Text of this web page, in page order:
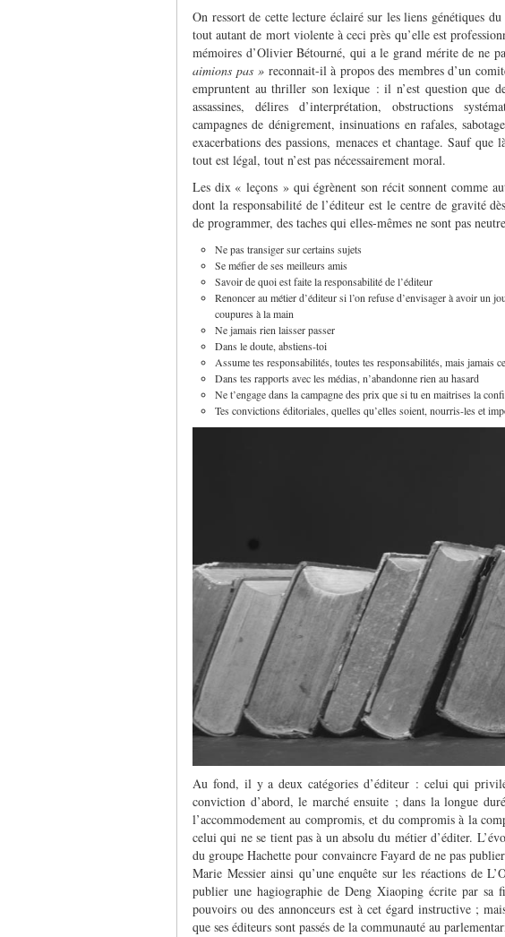
On ressort de cette lecture éclairé sur les liens génétiques
tout autant de mort violente à ceci près qu’elle est
mémoires d’Olivier Bétourné, qui a le grand mérite de ne
aimions pas » reconnait-il à propos des membres d’un
empruntent au thriller son lexique : il n’est question que
assassines, délires d’interprétation, obstructions
campagnes de dénigrement, insinuations en rafales,
exacerbations des passions, menaces et chantage. Sauf
tout est légal, tout n’est pas nécessairement moral.
Les dix « leçons » qui égrènent son récit sonnent comme
dont la responsabilité de l’éditeur est le centre de gravité
de programmer, des taches qui elles-mêmes ne sont pas
Ne pas transiger sur certains sujets
Se méfier de ses meilleurs amis
Savoir de quoi est faite la responsabilité de l’éditeur
Renoncer au métier d’éditeur si l’on refuse d’envisager à avoir un
coupures à la main
Ne jamais rien laisser passer
Dans le doute, abstiens-toi
Assume tes responsabilités, toutes tes responsabilités, mais jamais
Dans tes rapports avec les médias, n’abandonne rien au hasard
Ne t’engage dans la campagne des prix que si tu en maitrises la
Tes convictions éditoriales, quelles qu’elles soient, nourris-les et
Au fond, il y a deux catégories d’éditeur : celui qui
conviction d’abord, le marché ensuite ; dans la longue
l’accommodement au compromis, et du compromis à la
celui qui ne se tient pas à un absolu du métier d’éditer.
du groupe Hachette pour convaincre Fayard de ne pas
Marie Messier ainsi qu’une enquête sur les réactions de
publier une hagiographie de Deng Xiaoping écrite par sa
pouvoirs ou des annonceurs est à cet égard instructive ;
que ses éditeurs sont passés de la communauté au